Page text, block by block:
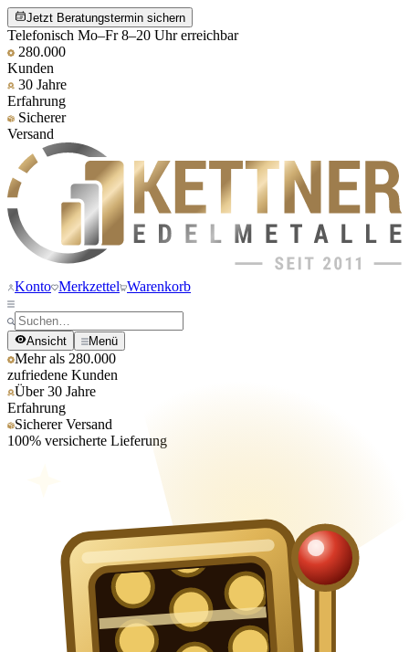
Jetzt Beratungstermin sichern
Telefonisch Mo–Fr 8–20 Uhr erreichbar
280.000
Kunden
30 Jahre
Erfahrung
Sicherer
Versand
Konto Merkzettel Warenkorb
Ansicht Menü
Mehr als 280.000
zufriedene Kunden
Über 30 Jahre
Erfahrung
Sicherer Versand
100% versicherte Lieferung